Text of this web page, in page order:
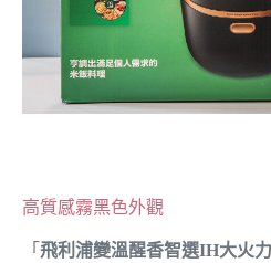
高質感霧黑色外觀
「 飛利浦變溫醒香智選IH大火